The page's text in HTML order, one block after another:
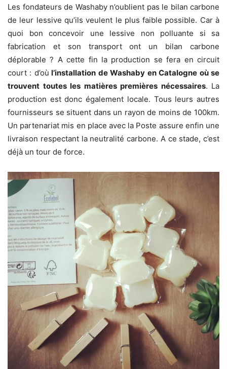
Les fondateurs de Washaby n’oublient pas le bilan carbone
de leur lessive qu’ils veulent le plus faible possible. Car à
quoi bon concevoir une lessive non polluante si sa
fabrication et son transport ont un bilan carbone
déplorable ? A cette fin la production se fera en circuit
court : d’où l’installation de Washaby en Catalogne où se
trouvent toutes les matières premières nécessaires. La
production est donc également locale. Tous leurs autres
fournisseurs se situent dans un rayon de moins de 100km.
Un partenariat mis en place avec la Poste assure enfin une
livraison respectant la neutralité carbone. A ce stade, c’est
déjà un tour de force.